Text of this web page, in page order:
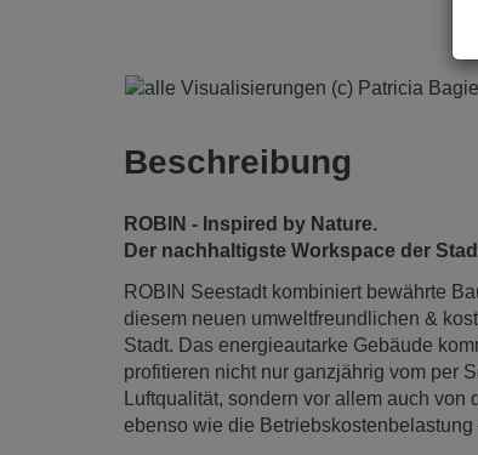
Beschreibung
ROBIN - Inspired by Nature.
Der nachhaltigste Workspace der
ROBIN Seestadt kombiniert bewährte
diesem neuen umweltfreundlichen &
Stadt. Das energieautarke Gebäude
profitieren nicht nur ganzjährig vom per
Luftqualität, sondern vor allem auch
ebenso wie die